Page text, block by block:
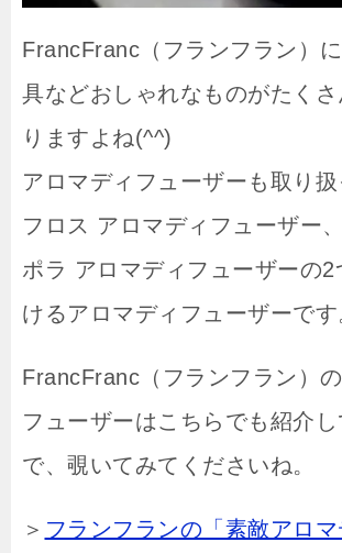
FrancFranc（フランフラン）
具などおしゃれなものがたく
りますよね(^^)
アロマディフューザーも取り扱
フロス アロマディフューザー
ポラ アロマディフューザーの2
けるアロマディフューザーです
FrancFranc（フランフラン）
フューザーはこちらでも紹介
で、覗いてみてくださいね。
＞ フランフランの「素敵アロ